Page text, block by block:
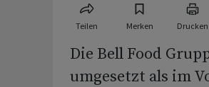
Teilen Merken Drucken
Die Bell Food
umgesetzt als im